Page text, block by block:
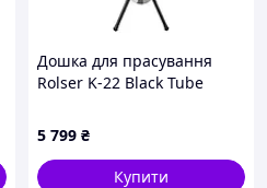
Дошка для прасування
Rolser K-22 Black Tube
5 799 ₴
Купити